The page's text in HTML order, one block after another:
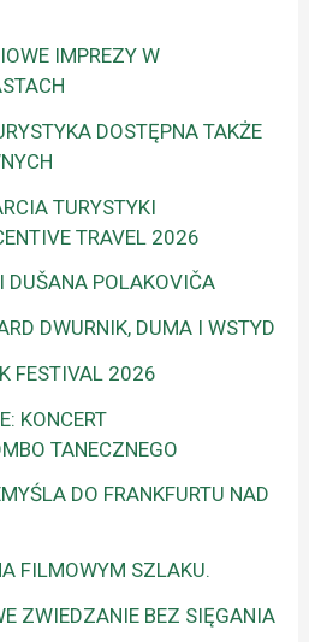
IMPREZY W
DOSTĘPNA TAKŻE
TURYSTYKI
TRAVEL 2026
DUŠANA POLAKOVIČA
DWURNIK, DUMA I WSTYD
FESTIVAL 2026
KONCERT
TANECZNEGO
DO FRANKFURTU NAD
FILMOWYM SZLAKU.
ZWIEDZANIE BEZ SIĘGANIA